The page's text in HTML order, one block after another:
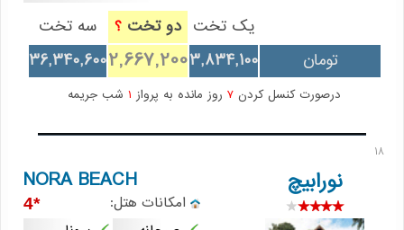
یک تخت دو تخت ؟
سه تخت
تومان
3,834,100
2,667,200
36,340,600
درصورت کنسل کردن 7 روز مانده به پرواز شب جریمه
18
نورابیچ NORA BEACH
امکانات هتل: *4